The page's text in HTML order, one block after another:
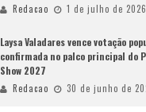
Redacao 1 de julho de 2026
Laysa Valadares vence votação
confirmada no palco principal do
Show 2027
Redacao 30 de junho de